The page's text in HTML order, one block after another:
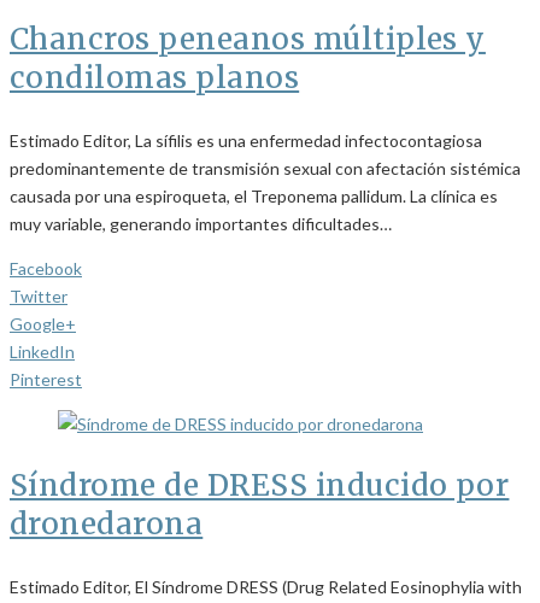
Chancros peneanos múltiples y
condilomas planos
Estimado Editor, La sífilis es una enfermedad infectocontagiosa
predominantemente de transmisión sexual con afectación sistémica
causada por una espiroqueta, el Treponema pallidum. La clínica es
muy variable, generando importantes dificultades…
Facebook
Twitter
Google+
LinkedIn
Pinterest
Síndrome de DRESS inducido por
dronedarona
Estimado Editor, El Síndrome DRESS (Drug Related Eosinophylia with